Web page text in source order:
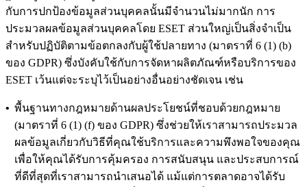
กับการปกป้องข้อมูลส่วนบุคคลนั้นมีจำนวนไม่มากนัก การ
ประมวลผลข้อมูลส่วนบุคคลโดย ESET ส่วนใหญ่เป็นสิ่งจำเป็น
สำหรับปฏิบัติตามข้อตกลงกับผู้ใช้ปลายทาง (มาตราที่ 6 (1) (b)
ของ GDPR) ซึ่งบังคับใช้กับการจัดหาผลิตภัณฑ์หรือบริการของ
ESET เว้นแต่จะระบุไว้เป็นอย่างอื่นอย่างชัดเจน เช่น
• พื้นฐานทางกฎหมายด้านผลประโยชน์ที่ชอบด้วยกฎหมาย
(มาตราที่ 6 (1) (f) ของ GDPR) ซึ่งช่วยให้เราสามารถประมวล
ผลข้อมูลเกี่ยวกับวิธีที่คุณใช้บริการและความพึงพอใจของคุณ
เพื่อให้คุณได้รับการคุ้มครอง การสนับสนุน และประสบการณ์
ที่ดีที่สุดที่เราสามารถนําเสนอได้ แม้แต่การตลาดอาจได้รับ